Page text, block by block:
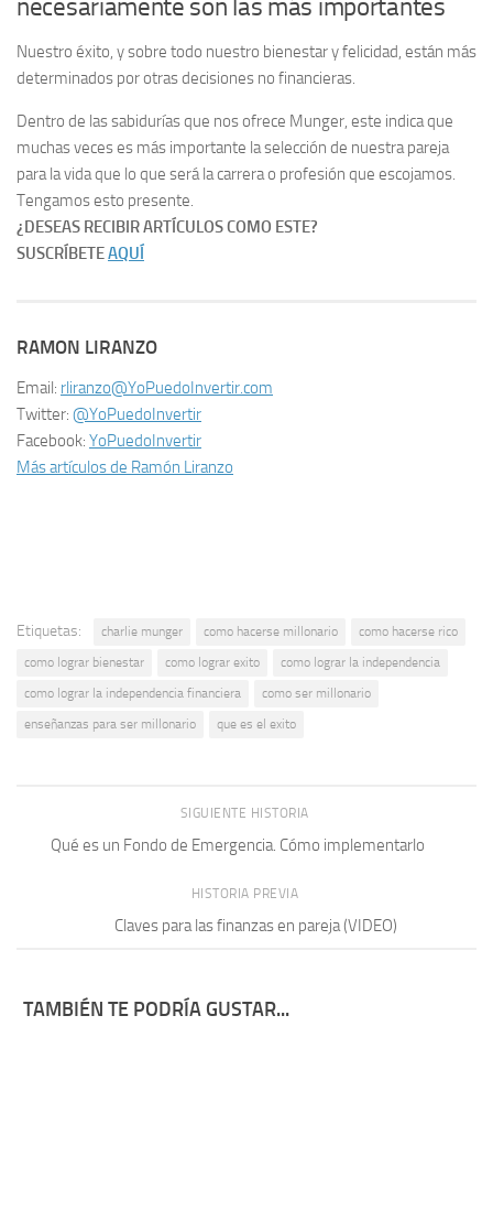
necesariamente son las más importantes
Nuestro éxito, y sobre todo nuestro bienestar y felicidad, están más
determinados por otras decisiones no financieras.
Dentro de las sabidurías que nos ofrece Munger, este indica que
muchas veces es más importante la selección de nuestra pareja
para la vida que lo que será la carrera o profesión que escojamos.
Tengamos esto presente.
¿DESEAS RECIBIR ARTÍCULOS COMO ESTE?
SUSCRÍBETEAQUÍ
RAMON LIRANZO
Email: rliranzo@YoPuedoInvertir.com
Twitter: @YoPuedoInvertir
Facebook: YoPuedoInvertir
Más artículos de Ramón Liranzo
Etiquetas: charlie munger como hacerse millonario
como hacerse rico
como lograr bienestar
como lograr exito
como lograr la independencia
como lograr la independencia financiera
como ser millonario
enseñanzas para ser millonario
que es el exito
SIGUIENTE HISTORIA
Qué es un Fondo de Emergencia. Cómo implementarlo
HISTORIA PREVIA
Claves para las finanzas en pareja (VIDEO)
TAMBIÉN TE PODRÍA GUSTAR...